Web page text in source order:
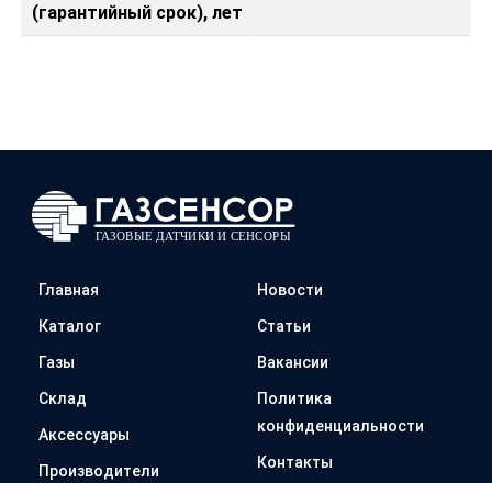
(гарантийный срок), лет
Главная
Каталог
Газы
Склад
Аксессуары
Производители
Новости
Статьи
Вакансии
Политика
конфиденциальности
Контакты